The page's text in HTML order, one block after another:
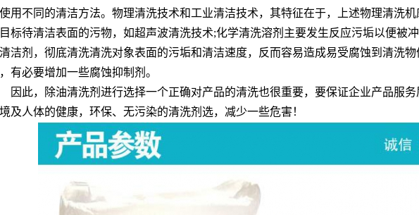
钢铁脱漆剂 AF-TQ615轮毂脱漆剂 AF-TQ612强力
用不同的清洁方法。物理清洗技术和工业清洁技术，其特征在于，上述物理清洗
标待清洁表面的污物，如超声波清洗技术;化学清洗溶剂主要发生反应污垢以便被
洁剂，彻底清洗清洗对象表面的污垢和清洁速度，反而容易造成易受腐蚀到清洗
有必要增加一些腐蚀抑制剂。
因此，除油清洗剂进行选择一个正确对产品的清洗也很重要，要保证企业产品服
及人体的健康，环保、无污染的清洗剂选，减少一些危害！